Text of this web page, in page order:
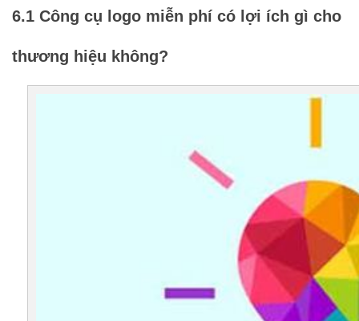
6.1 Công cụ logo miễn phí có lợi ích gì cho
thương hiệu không?